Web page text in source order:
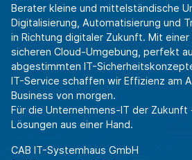
Berater kleine und mittelständische
Digitalisierung, Automatisierung und
in Richtung digitaler Zukunft. Mit
sicheren Cloud-Umgebung, perfekt
abgestimmten IT-
IT-Service schaffen wir Effizienz am
Business von morgen.
Für die Unternehmens-IT der Zukunft
Lösungen aus einer Hand.
CAB IT-Systemhaus GmbH